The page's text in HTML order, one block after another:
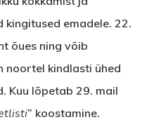
kingitused emadele. 22.
õues ning võib
noortel kindlasti ühed
Kuu lõpetab 29. mail
” koostamine.